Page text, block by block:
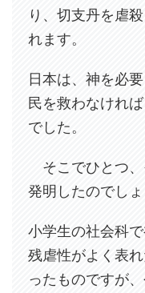
り、切支丹を虐
れます。
日本は、神を必
民を救わなけれ
でした。
そこでひとつ、
発明したのでしょ
小学生の社会科
残虐性がよく表
ったものですが